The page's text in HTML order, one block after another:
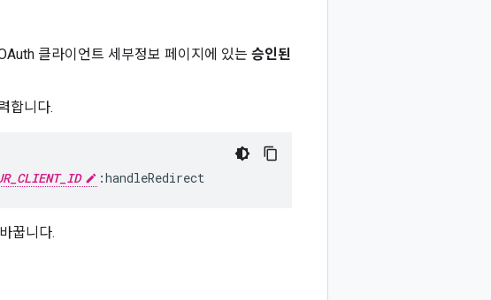
클라이언트 세부정보 페이지에 있는 승인된
합니다.
:handleRedirect
꿉니다.